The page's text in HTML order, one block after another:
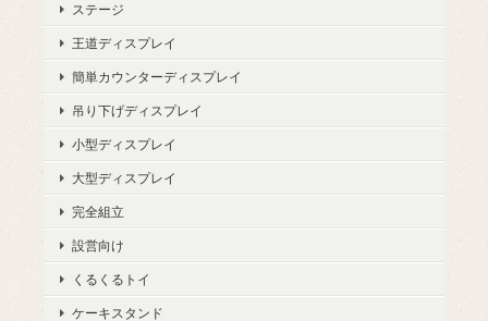
ステージ
王道ディスプレイ
簡単カウンターディスプレイ
吊り下げディスプレイ
小型ディスプレイ
大型ディスプレイ
完全組立
設営向け
くるくるトイ
ケーキスタンド